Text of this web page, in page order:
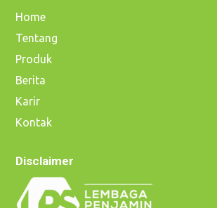
Home
Tentang
Produk
Berita
Karir
Kontak
Disclaimer